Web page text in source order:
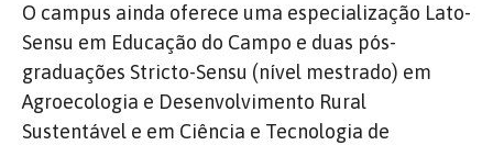
O campus ainda oferece uma especialização Lato-
Sensu em Educação do Campo e duas pós-
graduações Stricto-Sensu (nível mestrado) em
Agroecologia e Desenvolvimento Rural
Sustentável e em Ciência e Tecnologia de